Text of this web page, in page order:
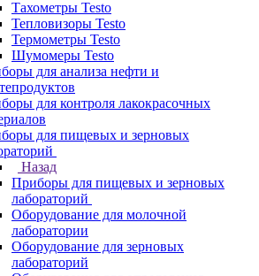
Тахометры Testo
Тепловизоры Testo
Термометры Testo
Шумомеры Testo
для анализа нефти и
для контроля лакокрасочных
для пищевых и зерновых
Назад
Приборы для пищевых и зерновых
лабораторий
Оборудование для молочной
лаборатории
Оборудование для зерновых
лабораторий